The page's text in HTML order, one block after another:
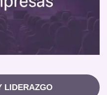
LIDERAZGO